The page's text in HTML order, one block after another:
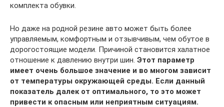
комплекта обувки.
Но даже на родной резине авто может быть более
управляемым, комфортным и отзывчивым, чем обутое в
дорогостоящие модели. Причиной становится халатное
отношение к давлению внутри шин. Этот параметр
имеет очень большое значение и во многом зависит
от температуры окружающей среды. Если данный
показатель далек от оптимального, то это может
привести к опасным или неприятным ситуациям.